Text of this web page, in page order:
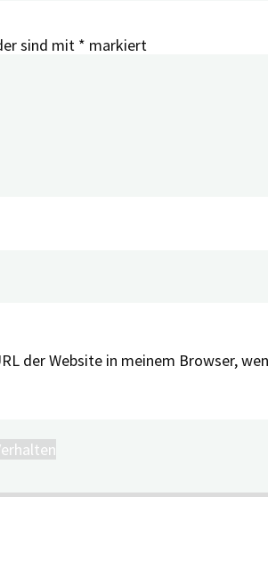
sind mit * markiert
der Website in meinem Browser,